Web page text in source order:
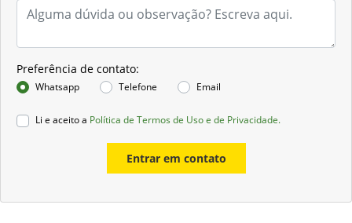
Preferência de contato:
Whatsapp Telefone Email
Li e aceito a Política de Termos de Uso e de Privacidade.
Entrar em contato